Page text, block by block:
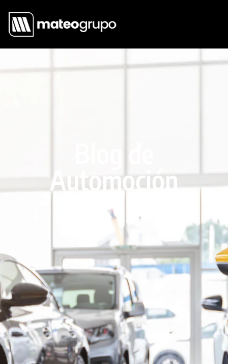
Automoción